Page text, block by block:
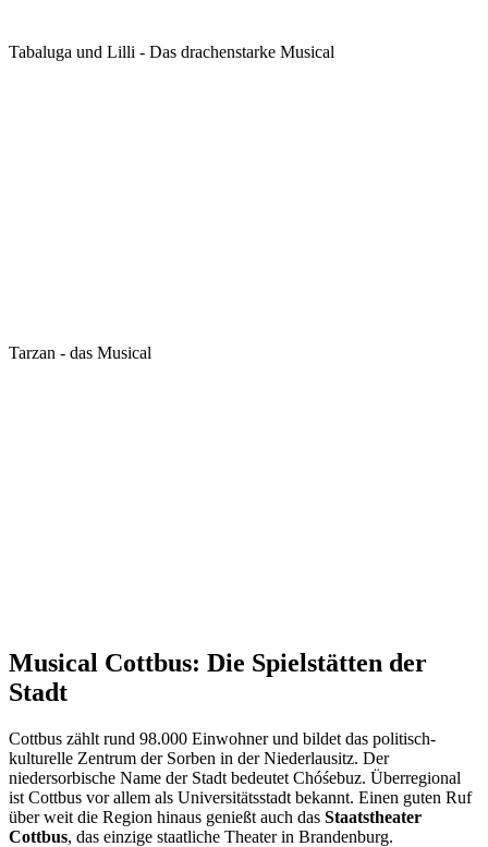
Tabaluga und Lilli - Das drachenstarke Musical
Tarzan - das Musical
Musical Cottbus: Die Spielstätten der
Stadt
Cottbus zählt rund 98.000 Einwohner und bildet das politisch-
kulturelle Zentrum der Sorben in der Niederlausitz. Der
niedersorbische Name der Stadt bedeutet Chóśebuz. Überregional
ist Cottbus vor allem als Universitätsstadt bekannt. Einen guten Ruf
über weit die Region hinaus genießt auch das Staatstheater
Cottbus, das einzige staatliche Theater in Brandenburg.